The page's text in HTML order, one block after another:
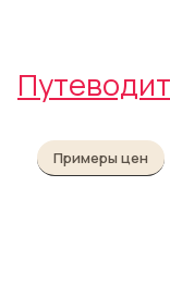
Примеры цен